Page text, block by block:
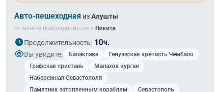
Авто-пешеходная изАлушты
можно присоединиться в Никите
Продолжительность: 10ч.
Вы увидите: Балаклава
Генуэзская крепость Чембало
Графская пристань
Малахов курган
Набережная Севастополя
Памятник затопленным кораблям
Севастополь